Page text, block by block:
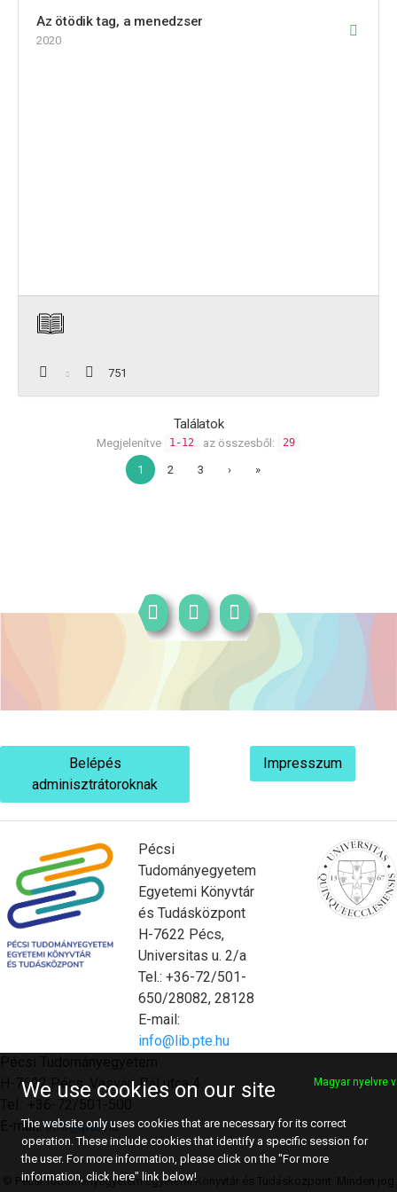
Az ötödik tag, a menedzser
2020
751
Találatok
Megjelenítve 1-12 az összesből: 29
1 2 3 › »
Belépés
adminisztrátoroknak
Impresszum
Pécsi
Tudományegyetem
Egyetemi Könyvtár
és Tudásközpont
H-7622 Pécs,
Universitas u. 2/a
Tel.: +36-72/501-
650/28082, 28128
E-mail:
info@lib.pte.hu
H-7622 Pécs, Vasvári Pál utca 4.
E-mail:info@pte.hu
© Pécsi Tudományegyetem Egyetemi Könyvtár és Tudásközpont. Minden jog
We use cookies on our site Magyar nyelvre
The website only uses cookies that are necessary for its correct
operation. These include cookies that identify a specific session for
the user. For more information, please click on the "For more
information, click here" link below!